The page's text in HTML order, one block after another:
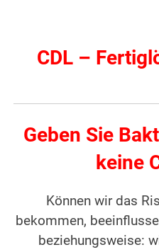
CDL –
Geben Sie
keine
Können wir das
bekommen,
beziehungsweise: